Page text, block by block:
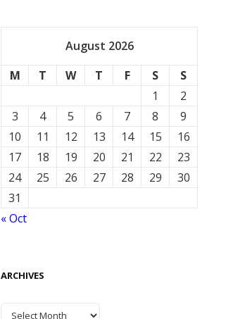
August 2026
M
T W T F S
S
1
2
3
4 5 6 7 8
9
10
11 12 13 14 15
16
17
18 19 20 21 22
23
24
25 26 27 28 29
30
31
« Oct
ARCHIVES